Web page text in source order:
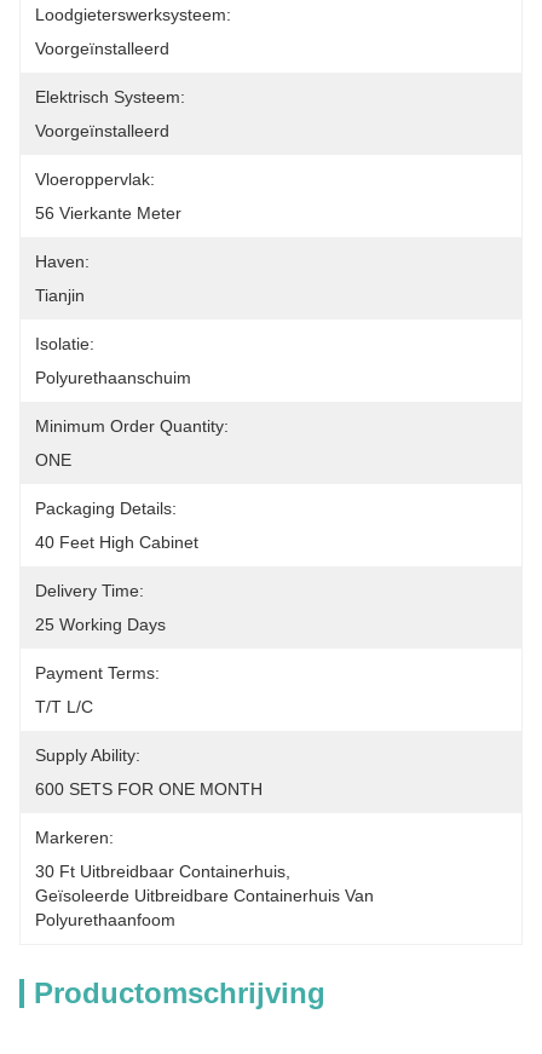
Loodgieterswerksysteem:
Voorgeïnstalleerd
Elektrisch Systeem:
Voorgeïnstalleerd
Vloeroppervlak:
56 Vierkante Meter
Haven:
Tianjin
Isolatie:
Polyurethaanschuim
Minimum Order Quantity:
ONE
Packaging Details:
40 Feet High Cabinet
Delivery Time:
25 Working Days
Payment Terms:
T/T L/C
Supply Ability:
600 SETS FOR ONE MONTH
Markeren:
30 Ft Uitbreidbaar Containerhuis
Geïsoleerde Uitbreidbare Containerhuis Van
Polyurethaanfoom
Productomschrijving